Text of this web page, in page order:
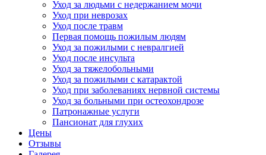
Уход за людьми с недержанием мочи
Уход при неврозах
Уход после травм
Первая помощь пожилым людям
Уход за пожилыми с невралгией
Уход после инсульта
Уход за тяжелобольными
Уход за пожилыми с катарактой
Уход при заболеваниях нервной системы
Уход за больными при остеохондрозе
Патронажные услуги
Пансионат для глухих
Цены
Отзывы